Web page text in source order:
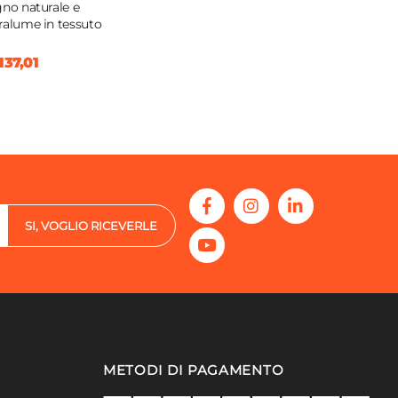
naturale e
in tessuto
SI, VOGLIO RICEVERLE
METODI DI PAGAMENTO